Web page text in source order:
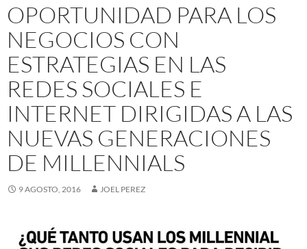
OPORTUNIDAD PARA LOS
NEGOCIOS CON
ESTRATEGIAS EN LAS
REDES SOCIALES E
INTERNET DIRIGIDAS A LAS
NUEVAS GENERACIONES
DE MILLENNIALS
9 AGOSTO, 2016 JOEL PEREZ